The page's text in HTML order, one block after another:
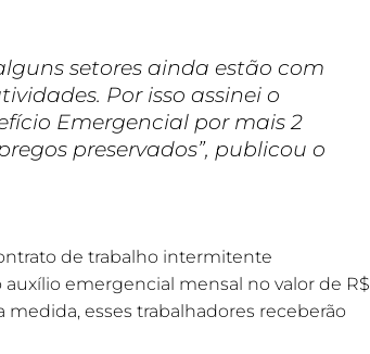
setores ainda estão com
Por isso assinei o
Emergencial por mais 2
preservados”, publicou o
de trabalho intermitente
emergencial mensal no valor de R$
esses trabalhadores receberão